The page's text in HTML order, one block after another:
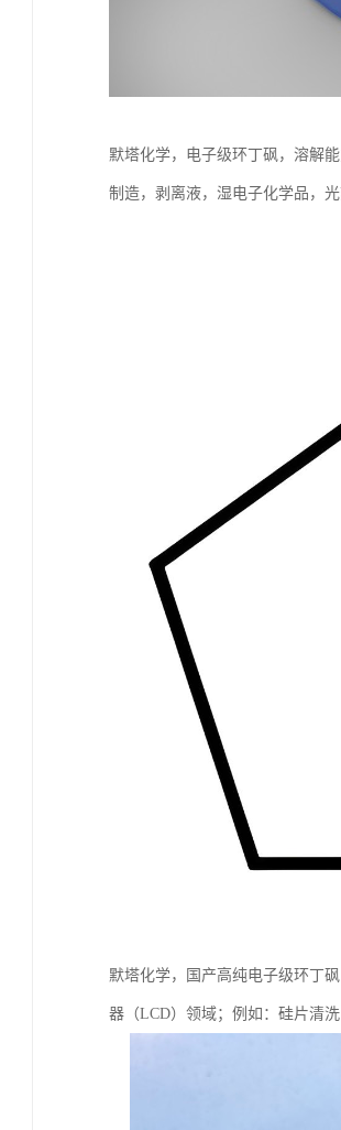
默塔化学，电子级环丁砜，溶解
制造，剥离液，湿电子化学品，光
默塔化学，国产高纯电子级环丁
器（LCD）领域；例如：硅片清